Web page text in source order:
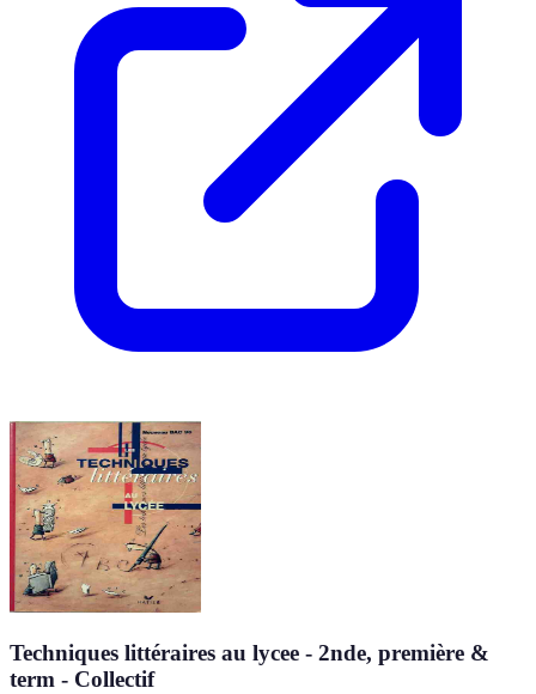
Techniques littéraires au lycee - 2nde, première &
term - Collectif